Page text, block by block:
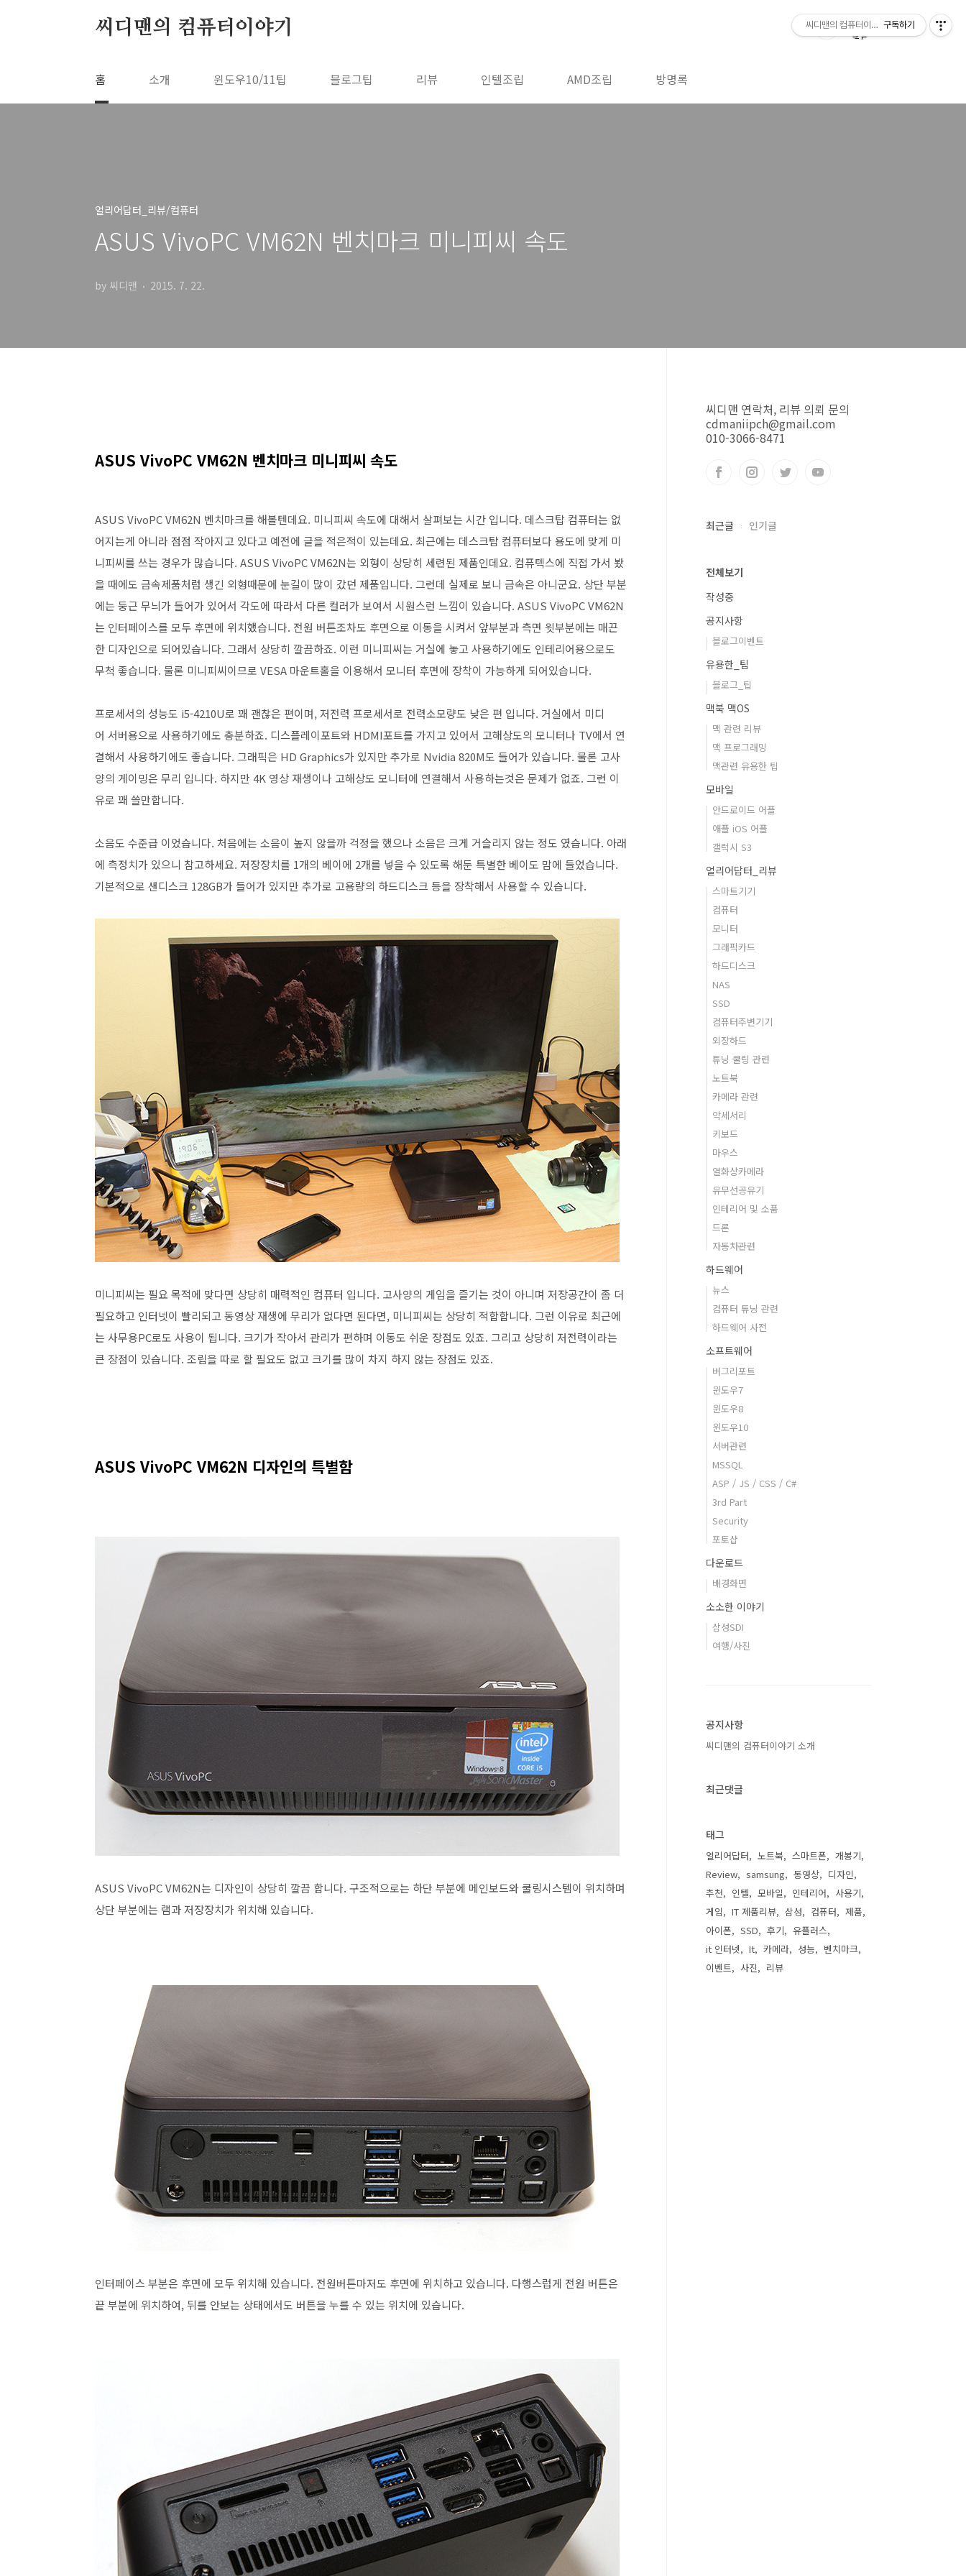
씨디맨의 컴퓨터이야기
홈 소개 윈도우10/11팁 블로그팁 리뷰 인텔조립 AMD조립 방명록
얼리어답터_리뷰/컴퓨터
ASUS VivoPC VM62N 벤치마크 미니피씨 속도
by 씨디맨 2015. 7. 22.
ASUS VivoPC VM62N 벤치마크 미니피씨 속도
ASUS VivoPC VM62N 벤치마크를 해볼텐데요. 미니피씨 속도에 대해서 살펴보는 시간 입니다. 데스크탑 컴퓨터는 없
어지는게 아니라 점점 작아지고 있다고 예전에 글을 적은적이 있는데요. 최근에는 데스크탑 컴퓨터보다 용도에 맞게 미
니피씨를 쓰는 경우가 많습니다. ASUS VivoPC VM62N는 외형이 상당히 세련된 제품인데요. 컴퓨텍스에 직접 가서 봤
을 때에도 금속제품처럼 생긴 외형때문에 눈길이 많이 갔던 제품입니다. 그런데 실제로 보니 금속은 아니군요. 상단 부분
에는 둥근 무늬가 들어가 있어서 각도에 따라서 다른 컬러가 보여서 시원스런 느낌이 있습니다. ASUS VivoPC VM62N
는 인터페이스를 모두 후면에 위치했습니다. 전원 버튼조차도 후면으로 이동을 시켜서 앞부분과 측면 윗부분에는 매끈
한 디자인으로 되어있습니다. 그래서 상당히 깔끔하죠. 이런 미니피씨는 거실에 놓고 사용하기에도 인테리어용으로도
무척 좋습니다. 물론 미니피씨이므로 VESA 마운트홀을 이용해서 모니터 후면에 장착이 가능하게 되어있습니다.
프로세서의 성능도 i5-4210U로 꽤 괜찮은 편이며, 저전력 프로세서로 전력소모량도 낮은 편 입니다. 거실에서 미디
어 서버용으로 사용하기에도 충분하죠. 디스플레이포트와 HDMI포트를 가지고 있어서 고해상도의 모니터나 TV에서 연
결해서 사용하기에도 좋습니다. 그래픽은 HD Graphics가 있지만 추가로 Nvidia 820M도 들어가 있습니다. 물론 고사
양의 게이밍은 무리 입니다. 하지만 4K 영상 재생이나 고해상도 모니터에 연결해서 사용하는것은 문제가 없죠. 그런 이
유로 꽤 쓸만합니다.
소음도 수준급 이었습니다. 처음에는 소음이 높지 않을까 걱정을 했으나 소음은 크게 거슬리지 않는 정도 였습니다. 아래
에 측정치가 있으니 참고하세요. 저장장치를 1개의 베이에 2개를 넣을 수 있도록 해둔 특별한 베이도 맘에 들었습니다.
기본적으로 샌디스크 128GB가 들어가 있지만 추가로 고용량의 하드디스크 등을 장착해서 사용할 수 있습니다.
미니피씨는 필요 목적에 맞다면 상당히 매력적인 컴퓨터 입니다. 고사양의 게임을 즐기는 것이 아니며 저장공간이 좀 더
필요하고 인터넷이 빨리되고 동영상 재생에 무리가 없다면 된다면, 미니피씨는 상당히 적합합니다. 그런 이유로 최근에
는 사무용PC로도 사용이 됩니다. 크기가 작아서 관리가 편하며 이동도 쉬운 장점도 있죠. 그리고 상당히 저전력이라는
큰 장점이 있습니다. 조립을 따로 할 필요도 없고 크기를 많이 차지 하지 않는 장점도 있죠.
ASUS VivoPC VM62N 디자인의 특별함
ASUS VivoPC VM62N는 디자인이 상당히 깔끔 합니다. 구조적으로는 하단 부분에 메인보드와 쿨링시스템이 위치하며
상단 부분에는 램과 저장장치가 위치해 있습니다.
인터페이스 부분은 후면에 모두 위치해 있습니다. 전원버튼마저도 후면에 위치하고 있습니다. 다행스럽게 전원 버튼은
끝 부분에 위치하여, 뒤를 안보는 상태에서도 버튼을 누를 수 있는 위치에 있습니다.
씨디맨 연락처, 리뷰 의뢰 문의
cdmaniipch@gmail.com
010-3066-8471
최근글 인기글
전체보기
작성중
공지사항
블로그이벤트
유용한_팁
블로그_팁
맥북 맥OS
맥 관련 리뷰
맥 프로그래밍
맥관련 유용한 팁
모바일
안드로이드 어플
애플 iOS 어플
갤럭시 S3
얼리어답터_리뷰
스마트기기
컴퓨터
모니터
그래픽카드
하드디스크
NAS
SSD
컴퓨터주변기기
외장하드
튜닝 쿨링 관련
노트북
카메라 관련
악세서리
키보드
마우스
열화상카메라
유무선공유기
인테리어 및 소품
드론
자동차관련
하드웨어
뉴스
컴퓨터 튜닝 관련
하드웨어 사전
소프트웨어
버그리포트
윈도우7
윈도우8
윈도우10
서버관련
MSSQL
ASP / JS / CSS / C#
3rd Part
Security
포토샵
다운로드
배경화면
소소한 이야기
삼성SDI
여행/사진
공지사항
씨디맨의 컴퓨터이야기 소개
최근댓글
태그
얼리어답터 노트북 스마트폰
개봉기
Review
samsung 동영상
디자인
추천
인텔 모바일 인테리어
사용기
게임
IT 제품리뷰 삼성 컴퓨터
제품
아이폰
SSD 후기
유플러스
it 인터넷
It 카메라 성능
벤치마크
이벤트
사진 리뷰
씨디맨의 컴퓨터이야기구독하기